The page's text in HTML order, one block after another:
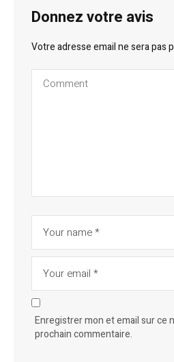
Donnez votre avis
Votre adresse email ne sera pas
Enregistrer mon et email sur ce
prochain commentaire.